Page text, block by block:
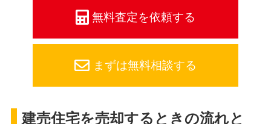
無料査定を依頼する
まずは無料相談する
建売住宅を売却するときの流れと